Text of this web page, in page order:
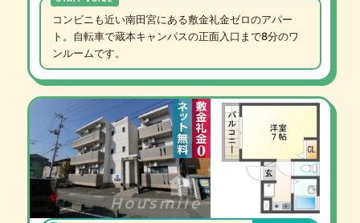
コンビニも近い南田宮にある敷金礼金ゼロのアパー
ト。自転車で蔵本キャンパスの正面入口まで8分のワ
ンルームです。